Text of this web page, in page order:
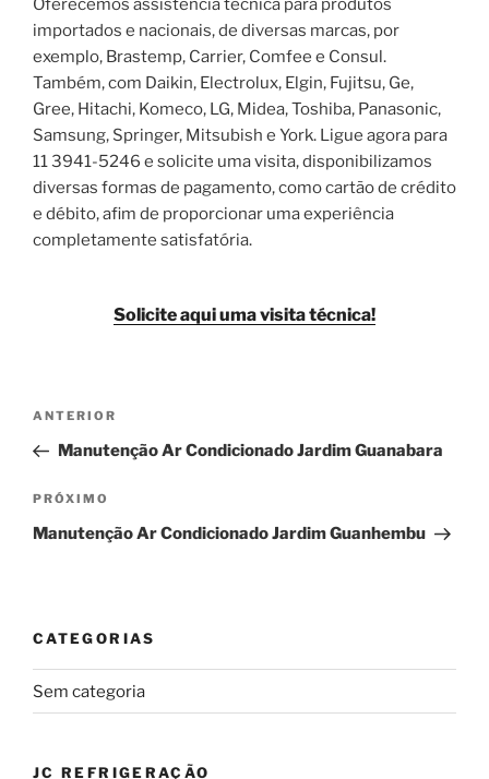
Oferecemos assistência técnica para produtos
importados e nacionais, de diversas marcas, por
exemplo, Brastemp, Carrier, Comfee e Consul.
Também, com Daikin, Electrolux, Elgin, Fujitsu, Ge,
Gree, Hitachi, Komeco, LG, Midea, Toshiba, Panasonic,
Samsung, Springer, Mitsubish e York. Ligue agora para
11 3941-5246 e solicite uma visita, disponibilizamos
diversas formas de pagamento, como cartão de crédito
e débito, afim de proporcionar uma experiência
completamente satisfatória.
Solicite aqui uma visita técnica!
Navegação
Post
Post
anterior
ANTERIOR
Manutenção Ar Condicionado Jardim Guanabara
Próximo
post
PRÓXIMO
Manutenção Ar Condicionado Jardim Guanhembu
CATEGORIAS
Sem categoria
JC REFRIGERAÇÃO